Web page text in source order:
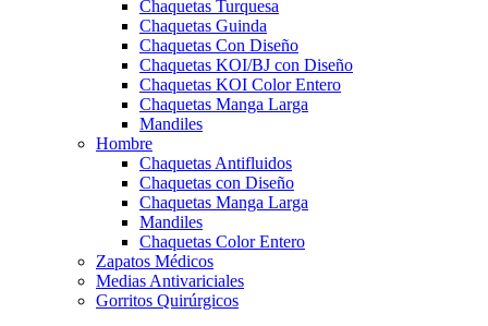
Chaquetas Turquesa
Chaquetas Guinda
Chaquetas Con Diseño
Chaquetas KOI/BJ con Diseño
Chaquetas KOI Color Entero
Chaquetas Manga Larga
Mandiles
Hombre
Chaquetas Antifluidos
Chaquetas con Diseño
Chaquetas Manga Larga
Mandiles
Chaquetas Color Entero
Zapatos Médicos
Medias Antivariciales
Gorritos Quirúrgicos